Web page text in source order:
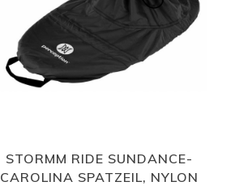
STORMM RIDE SUNDANCE-
CAROLINA SPATZEIL, NYLON